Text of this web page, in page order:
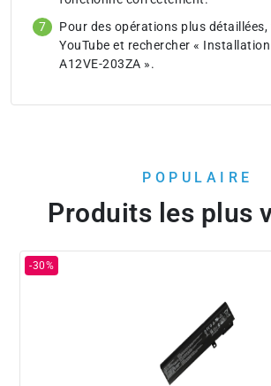
Pour des opérations plus
YouTube et rechercher « Installation
A12VE-203ZA ».
POPULAIRE
Produits les plus